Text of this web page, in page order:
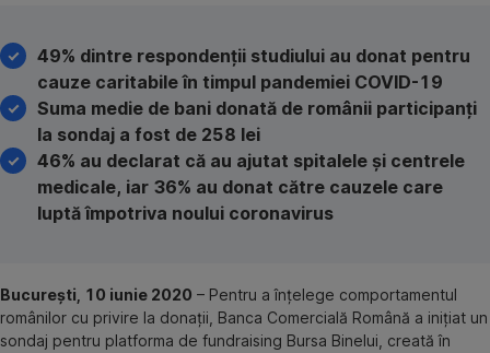
49% dintre respondenții studiului au donat pentru
cauze caritabile în timpul pandemiei COVID-19
Suma medie de bani donată de românii participanți
la sondaj a fost de 258 lei
46% au declarat că au ajutat spitalele și centrele
medicale, iar 36% au donat către cauzele care
luptă împotriva noului coronavirus
București, 10 iunie 2020 – Pentru a înțelege comportamentul
românilor cu privire la donații, Banca Comercială Română a inițiat un
sondaj pentru platforma de fundraising Bursa Binelui, creată în